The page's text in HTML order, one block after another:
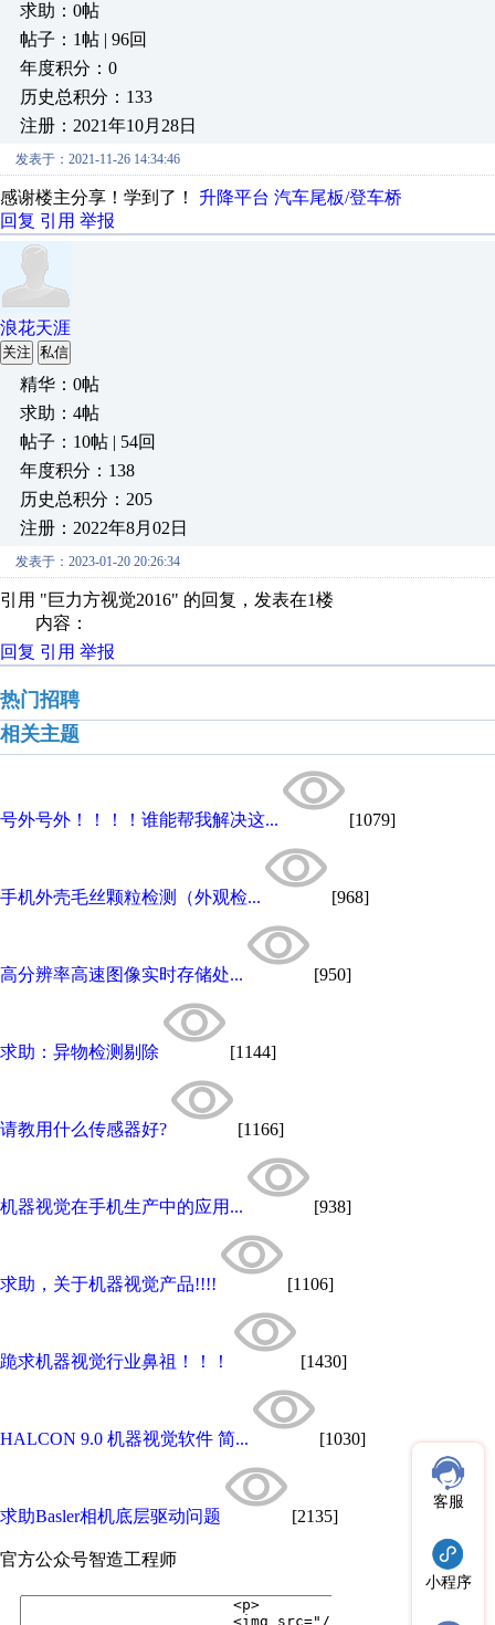
求助：0帖
帖子：1帖 | 96回
年度积分：0
历史总积分：133
注册：2021年10月28日
发表于：2021-11-26 14:34:46
感谢楼主分享！学到了！ 升降平台 汽车尾板/登车桥
回复 引用 举报
浪花天涯
关注 私信
精华：0帖
求助：4帖
帖子：10帖 | 54回
年度积分：138
历史总积分：205
注册：2022年8月02日
发表于：2023-01-20 20:26:34
引用 "巨力方视觉2016" 的回复，发表在1楼
内容：
回复 引用 举报
热门招聘
相关主题
号外号外！！！！谁能帮我解决这... [1079]
手机外壳毛丝颗粒检测（外观检... [968]
高分辨率高速图像实时存储处... [950]
求助：异物检测剔除 [1144]
请教用什么传感器好? [1166]
机器视觉在手机生产中的应用... [938]
求助，关于机器视觉产品!!!! [1106]
跪求机器视觉行业鼻祖！！！ [1430]
HALCON 9.0 机器视觉软件 简... [1030]
求助Basler相机底层驱动问题 [2135]
官方公众号智造工程师
客服
小程序